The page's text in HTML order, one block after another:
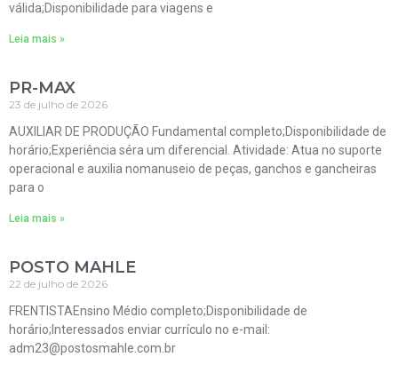
válida;Disponibilidade para viagens e
Leia mais »
PR-MAX
23 de julho de 2026
AUXILIAR DE PRODUÇÃO Fundamental completo;Disponibilidade de
horário;Experiência séra um diferencial. Atividade: Atua no suporte
operacional e auxilia nomanuseio de peças, ganchos e gancheiras
para o
Leia mais »
POSTO MAHLE
22 de julho de 2026
FRENTISTAEnsino Médio completo;Disponibilidade de
horário;Interessados enviar currículo no e-mail:
adm23@postosmahle.com.br